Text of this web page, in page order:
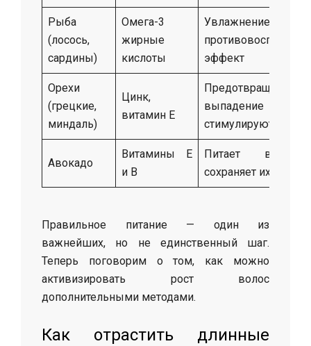
Рыба
(лосось,
сардины)
Омега-3
жирные
кислоты
Увлажнение
эффект
Орехи
(грецкие,
миндаль)
Цинк,
витамин E
Предотвращают
стимулируют рост
Авокадо
Витамины E
и B
Питает
сохраняет их блеск
Правильное питание — один из
важнейших, но не единственный шаг.
Теперь поговорим о том, как можно
активизировать рост волос
дополнительными методами.
Как отрастить длинные